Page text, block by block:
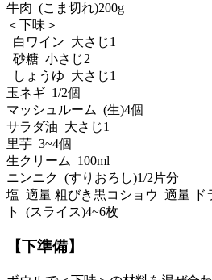
牛肉 (こま切れ)200g
＜下味＞
白ワイン 大さじ1
砂糖 小さじ2
しょうゆ 大さじ1
玉ネギ 1/2個
マッシュルーム (生)4個
サラダ油 大さじ1
里芋 3~4個
生クリーム 100ml
ニンニク (すりおろし)1/2片分
塩 適量 粗びき黒コショウ 適量 ド
ト (スライス)4~6枚
【下準備】